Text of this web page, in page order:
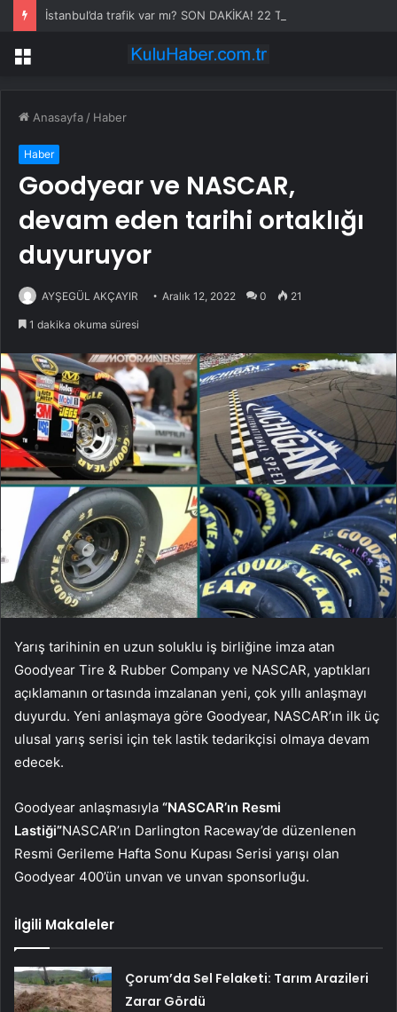
Menü
Anasayfa / Haber
Haber
Goodyear ve NASCAR,
devam eden tarihi ortaklığı
duyuruyor
AYŞEGÜL AKÇAYIR Aralık 12, 2022 0 21
1 dakika okuma süresi
Yarış tarihinin en uzun soluklu iş birliğine imza atan
Goodyear Tire & Rubber Company ve NASCAR, yaptıkları
açıklamanın ortasında imzalanan yeni, çok yıllı anlaşmayı
duyurdu. Yeni anlaşmaya göre Goodyear, NASCAR’ın ilk üç
ulusal yarış serisi için tek lastik tedarikçisi olmaya devam
edecek.
Goodyear anlaşmasıyla “NASCAR’ın Resmi
Lastiği”NASCAR’ın Darlington Raceway’de düzenlenen
Resmi Gerileme Hafta Sonu Kupası Serisi yarışı olan
Goodyear 400’ün unvan ve unvan sponsorluğu.
İlgili Makaleler
Çorum’da Sel Felaketi: Tarım Arazileri
Zarar Gördü